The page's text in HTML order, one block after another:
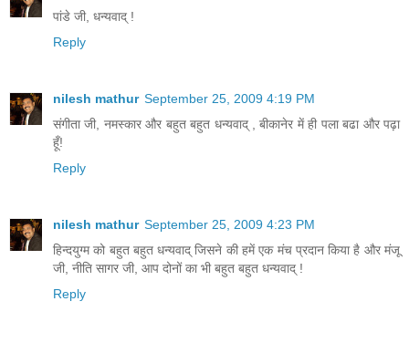
पांडे जी, धन्यवाद् !
Reply
nilesh mathur September 25, 2009 4:19 PM
संगीता जी, नमस्कार और बहुत बहुत धन्यवाद् , बीकानेर में ही पला बढा और पढ़ा
हूँ!
Reply
nilesh mathur September 25, 2009 4:23 PM
हिन्दयुग्म को बहुत बहुत धन्यवाद् जिसने की हमें एक मंच प्रदान किया है और मंजू
जी, नीति सागर जी, आप दोनों का भी बहुत बहुत धन्यवाद् !
Reply